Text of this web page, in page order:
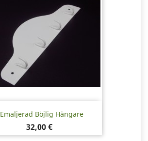
Emaljerad Böjlig Hängare
Pris
32,00 €